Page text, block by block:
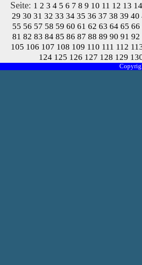
Seite: 1 2 3 4 5 6 7 8 9 10 11 12 13
29 30 31 32 33 34 35 36 37 38 39 40
55 56 57 58 59 60 61 62 63 64 65 66
81 82 83 84 85 86 87 88 89 90 91 92
105 106 107 108 109 110 111 112
124 125 126 127 128 129